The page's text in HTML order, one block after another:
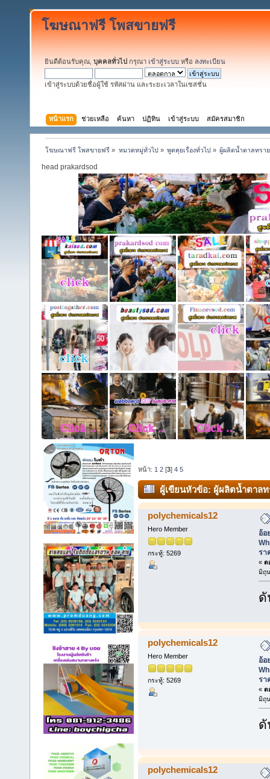
โฆษณาฟรี โพสขายฟรี
ยินดีต้อนรับคุณ, บุคคลทั่วไป กรุณา เข้าสู่ระบบ หรือ ลงทะเบียน
เข้าสู่ระบบด้วยชื่อผู้ใช้ รหัสผ่าน และระยะเวลาในเซสชั่น
หน้าแรก ช่วยเหลือ ค้นหา ปฏิทิน เข้าสู่ระบบ สมัครสมาชิก
โฆษณาฟรี โพสขายฟรี » หมวดหมู่ทั่วไป» พูดคุยเรื่องทั่วไป» ผู้ผลิตน้ำตาลทรา
head prakardsod
หน้า: 1 2 [3] 4 5
ผู้เขียนหัวข้อ: ผู้ผลิตน้ำตาล
White Sugar, Cane Sugar รา
polychemicals12
Hero Member
กระทู้: 5269
อ้อ
รา
« ต
มิถุ
ดั
polychemicals12
Hero Member
กระทู้: 5269
อ้อ
รา
« ต
มิถุ
ดั
polychemicals12